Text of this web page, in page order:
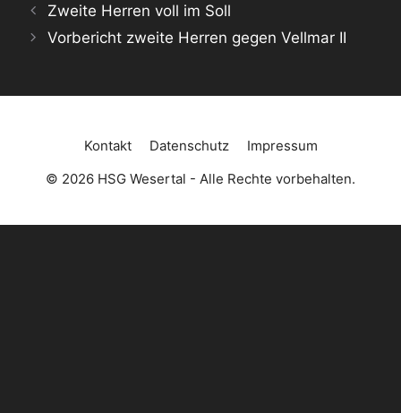
Zweite Herren voll im Soll
Vorbericht zweite Herren gegen Vellmar II
Kontakt Datenschutz
Impressum
© 2026 HSG Wesertal - Alle Rechte vorbehalten.